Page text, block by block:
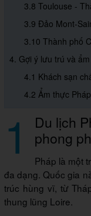
3.8 Toulouse -
3.9 Đảo Mont-
3.10 Thành phố
4. Gợi ý lưu trú và
4.1 Khách sạn
4.2 Ẩm thực
1 Du lịch
phong
Pháp là một
đa dạng. Quốc gia
trúc hùng vĩ, từ
thung lũng Loire.